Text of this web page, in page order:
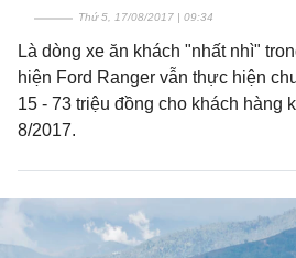
Thứ 5, 17/08/2017 | 09:34
Là dòng xe ăn khách "nhất nhì"
hiện Ford Ranger vẫn thực hiện
15 - 73 triệu đồng cho khách hàng
8/2017.